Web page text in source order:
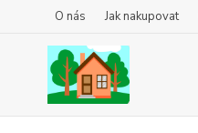
O nás Jak nakupovat